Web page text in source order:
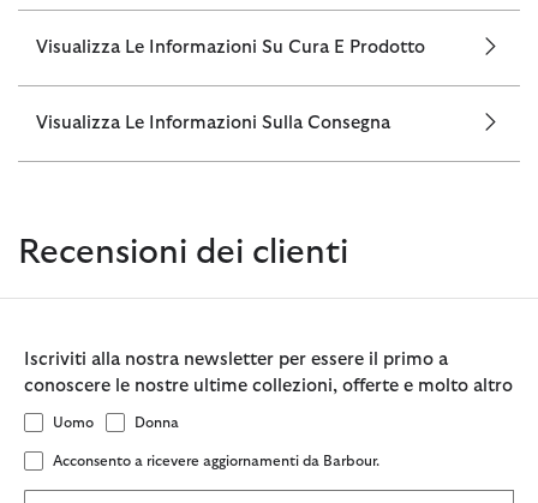
Visualizza Le Informazioni Su Cura E Prodotto
Visualizza Le Informazioni Sulla Consegna
Recensioni dei clienti
Iscriviti alla nostra newsletter per essere il primo a
conoscere le nostre ultime collezioni, offerte e molto altro
Uomo Donna
Acconsento a ricevere aggiornamenti da Barbour.